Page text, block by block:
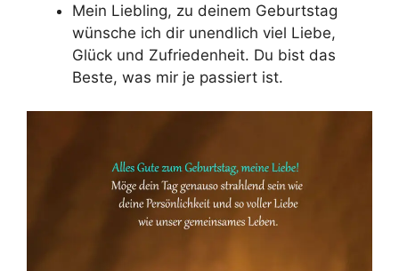
Mein Liebling, zu deinem Geburtstag
wünsche ich dir unendlich viel Liebe,
Glück und Zufriedenheit. Du bist das
Beste, was mir je passiert ist.